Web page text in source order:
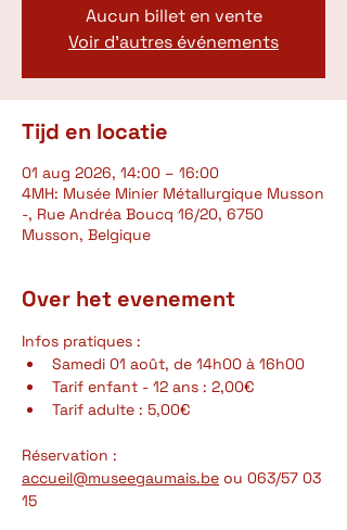
Aucun billet en vente
Voir d'autres événements
Tijd en locatie
01 aug 2026, 14:00 – 16:00
4MH: Musée Minier Métallurgique Musson
-, Rue Andréa Boucq 16/20, 6750
Musson, Belgique
Over het evenement
Infos pratiques :
Samedi 01 août, de 14h00 à 16h00
Tarif enfant - 12 ans : 2,00€
Tarif adulte : 5,00€
Réservation :
accueil@museegaumais.be ou 063/57 03
15